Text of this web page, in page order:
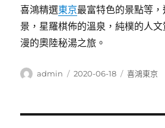
喜鴻精選東京最富特色的景點等
景，星羅棋佈的溫泉，純樸的人
漫的奧陸秘湯之旅。
作
admin
發
2020-06-18
分
喜鴻東京